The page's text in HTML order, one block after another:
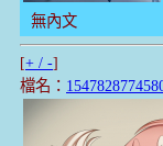
無內文
[+ / -]
檔名：